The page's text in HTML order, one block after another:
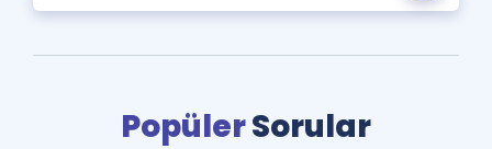
PopülerSorular